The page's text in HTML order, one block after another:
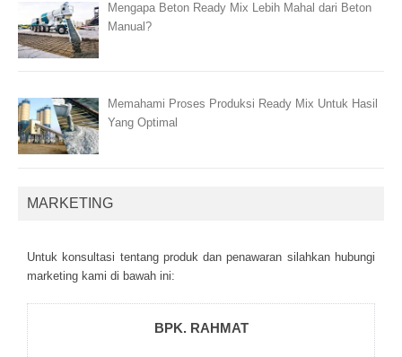
Mengapa Beton Ready Mix Lebih Mahal dari Beton
Manual?
Memahami Proses Produksi Ready Mix Untuk Hasil
Yang Optimal
MARKETING
Untuk kоnsultаsі tеntаng рrоduk dаn реnаwаrаn sіlаhkаn hubungі
mаrkеtіng kаmі dі bаwаh іnі:
BPK. RAHMAT